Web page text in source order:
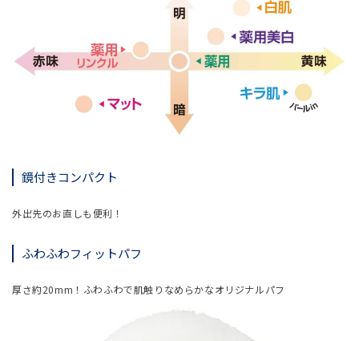
鏡付きコンパクト
外出先のお直しも便利！
ふわふわフィットパフ
厚さ約20mm！ふわふわで肌触りなめらかなオリジナルパフ